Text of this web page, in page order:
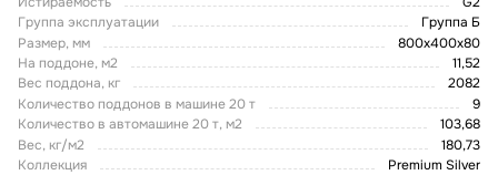
Группа эксплуатации
Группа Б
Размер, мм
800x400x80
На поддоне, м2
11,52
Вес поддона, кг
2082
Количество поддонов в машине 20 т
9
Количество в автомашине 20 т, м2
103,68
Вес, кг/м2
180,73
Коллекция
Premium Silver